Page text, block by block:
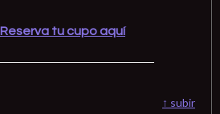
Reserva tu cupo aquí
↑ subir